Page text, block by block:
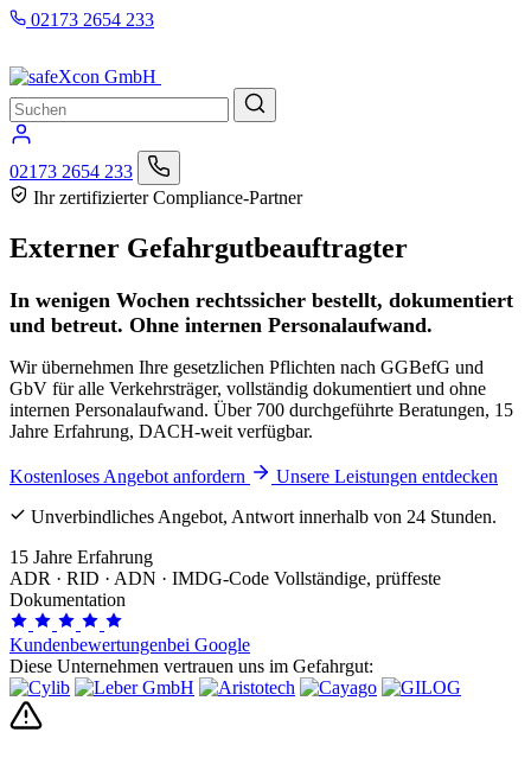
Zum02173 2654 233
Suche
02173 2654 233
Ihr zertifizierter Compliance-Partner
Externer Gefahrgutbeauftragter
In wenigen Wochen rechtssicher bestellt, dokumentiert
und betreut. Ohne internen Personalaufwand.
Wir übernehmen Ihre gesetzlichen Pflichten nach GGBefG und
GbV für alle Verkehrsträger, vollständig dokumentiert und ohne
internen Personalaufwand. Über 700 durchgeführte Beratungen, 15
Jahre Erfahrung, DACH-weit verfügbar.
Kostenloses Angebot anfordern
Unsere Leistungen entdecken
Unverbindliches Angebot, Antwort innerhalb von 24 Stunden.
15 Jahre Erfahrung
ADR · RID · ADN · IMDG-Code Vollständige, prüffeste
Dokumentation
Kundenbewertungenbei Google
Diese Unternehmen vertrauen uns im Gefahrgut: